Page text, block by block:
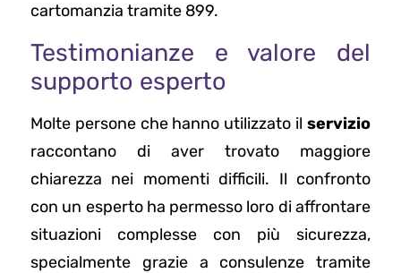
cartomanzia tramite 899.
Testimonianze e valore del
supporto esperto
Molte persone che hanno utilizzato il servizio
raccontano di aver trovato maggiore
chiarezza nei momenti difficili. Il confronto
con un esperto ha permesso loro di affrontare
situazioni complesse con più sicurezza,
specialmente grazie a consulenze tramite